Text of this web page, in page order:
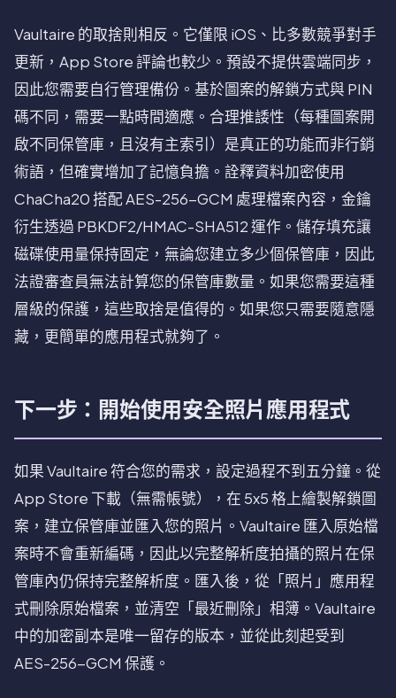
Vaultaire 的取捨則相反。它僅限 iOS、比多數競爭對手
更新，App Store 評論也較少。預設不提供雲端同步，
因此您需要自行管理備份。基於圖案的解鎖方式與 PIN
碼不同，需要一點時間適應。合理推諉性（每種圖案開
啟不同保管庫，且沒有主索引）是真正的功能而非行銷
術語，但確實增加了記憶負擔。詮釋資料加密使用
ChaCha20 搭配 AES-256-GCM 處理檔案內容，金鑰
衍生透過 PBKDF2/HMAC-SHA512 運作。儲存填充讓
磁碟使用量保持固定，無論您建立多少個保管庫，因此
法證審查員無法計算您的保管庫數量。如果您需要這種
層級的保護，這些取捨是值得的。如果您只需要隨意隱
藏，更簡單的應用程式就夠了。
下一步：開始使用安全照片應用程式
如果 Vaultaire 符合您的需求，設定過程不到五分鐘。從
App Store 下載（無需帳號），在 5x5 格上繪製解鎖圖
案，建立保管庫並匯入您的照片。Vaultaire 匯入原始檔
案時不會重新編碼，因此以完整解析度拍攝的照片在保
管庫內仍保持完整解析度。匯入後，從「照片」應用程
式刪除原始檔案，並清空「最近刪除」相簿。Vaultaire
中的加密副本是唯一留存的版本，並從此刻起受到
AES-256-GCM 保護。